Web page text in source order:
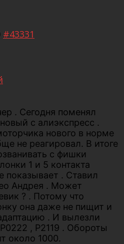
#43331
. Сегодня поменял
с алиэкспресс .
нового в норме
не реагировал. В итоге
с фишки
1 и 5 контакта
показывает . Ставил
Андрея . Может
? . Потому что
она даже не пищит и
. И вылезли
, Р2119 . Обороты
около 1000.